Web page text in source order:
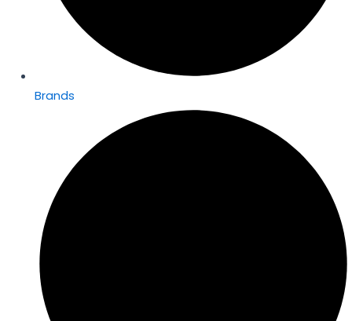
Brands